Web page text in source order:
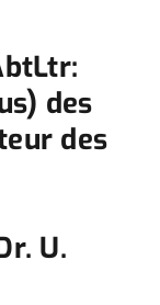
des
des
U.